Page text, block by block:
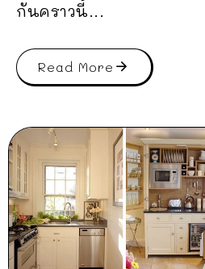
กันคราวนี้...
Read More